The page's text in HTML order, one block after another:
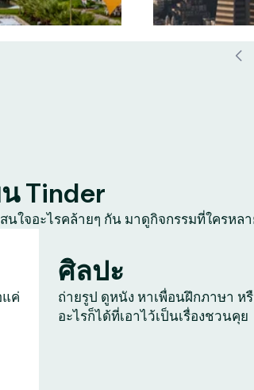
Tinder
ใจอะไรคล้ายๆ กัน มาดูกิจกรรมที่ใครหล
แค่
ศิลปะ
ถ่ายรูป ดูหนัง หาเพื่อนฝึกภาษา ห
อะไรก็ได้ที่เอาไว้เป็นเรื่องชวนคุย